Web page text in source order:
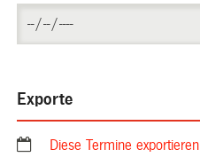
Exporte
Diese Termine exportieren